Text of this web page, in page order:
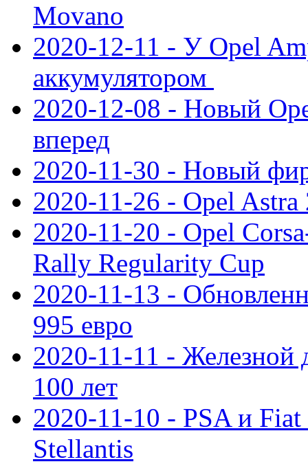
Movano
2020-12-11 - У Opel
аккумулятором
2020-12-08 - Новый
вперед
2020-11-30 - Новый
2020-11-26 - Opel Astra
2020-11-20 - Opel
Rally Regularity Cup
2020-11-13 -
995 евро
2020-11-11 - Железной
100 лет
2020-11-10 - PSA и Fiat
Stellantis